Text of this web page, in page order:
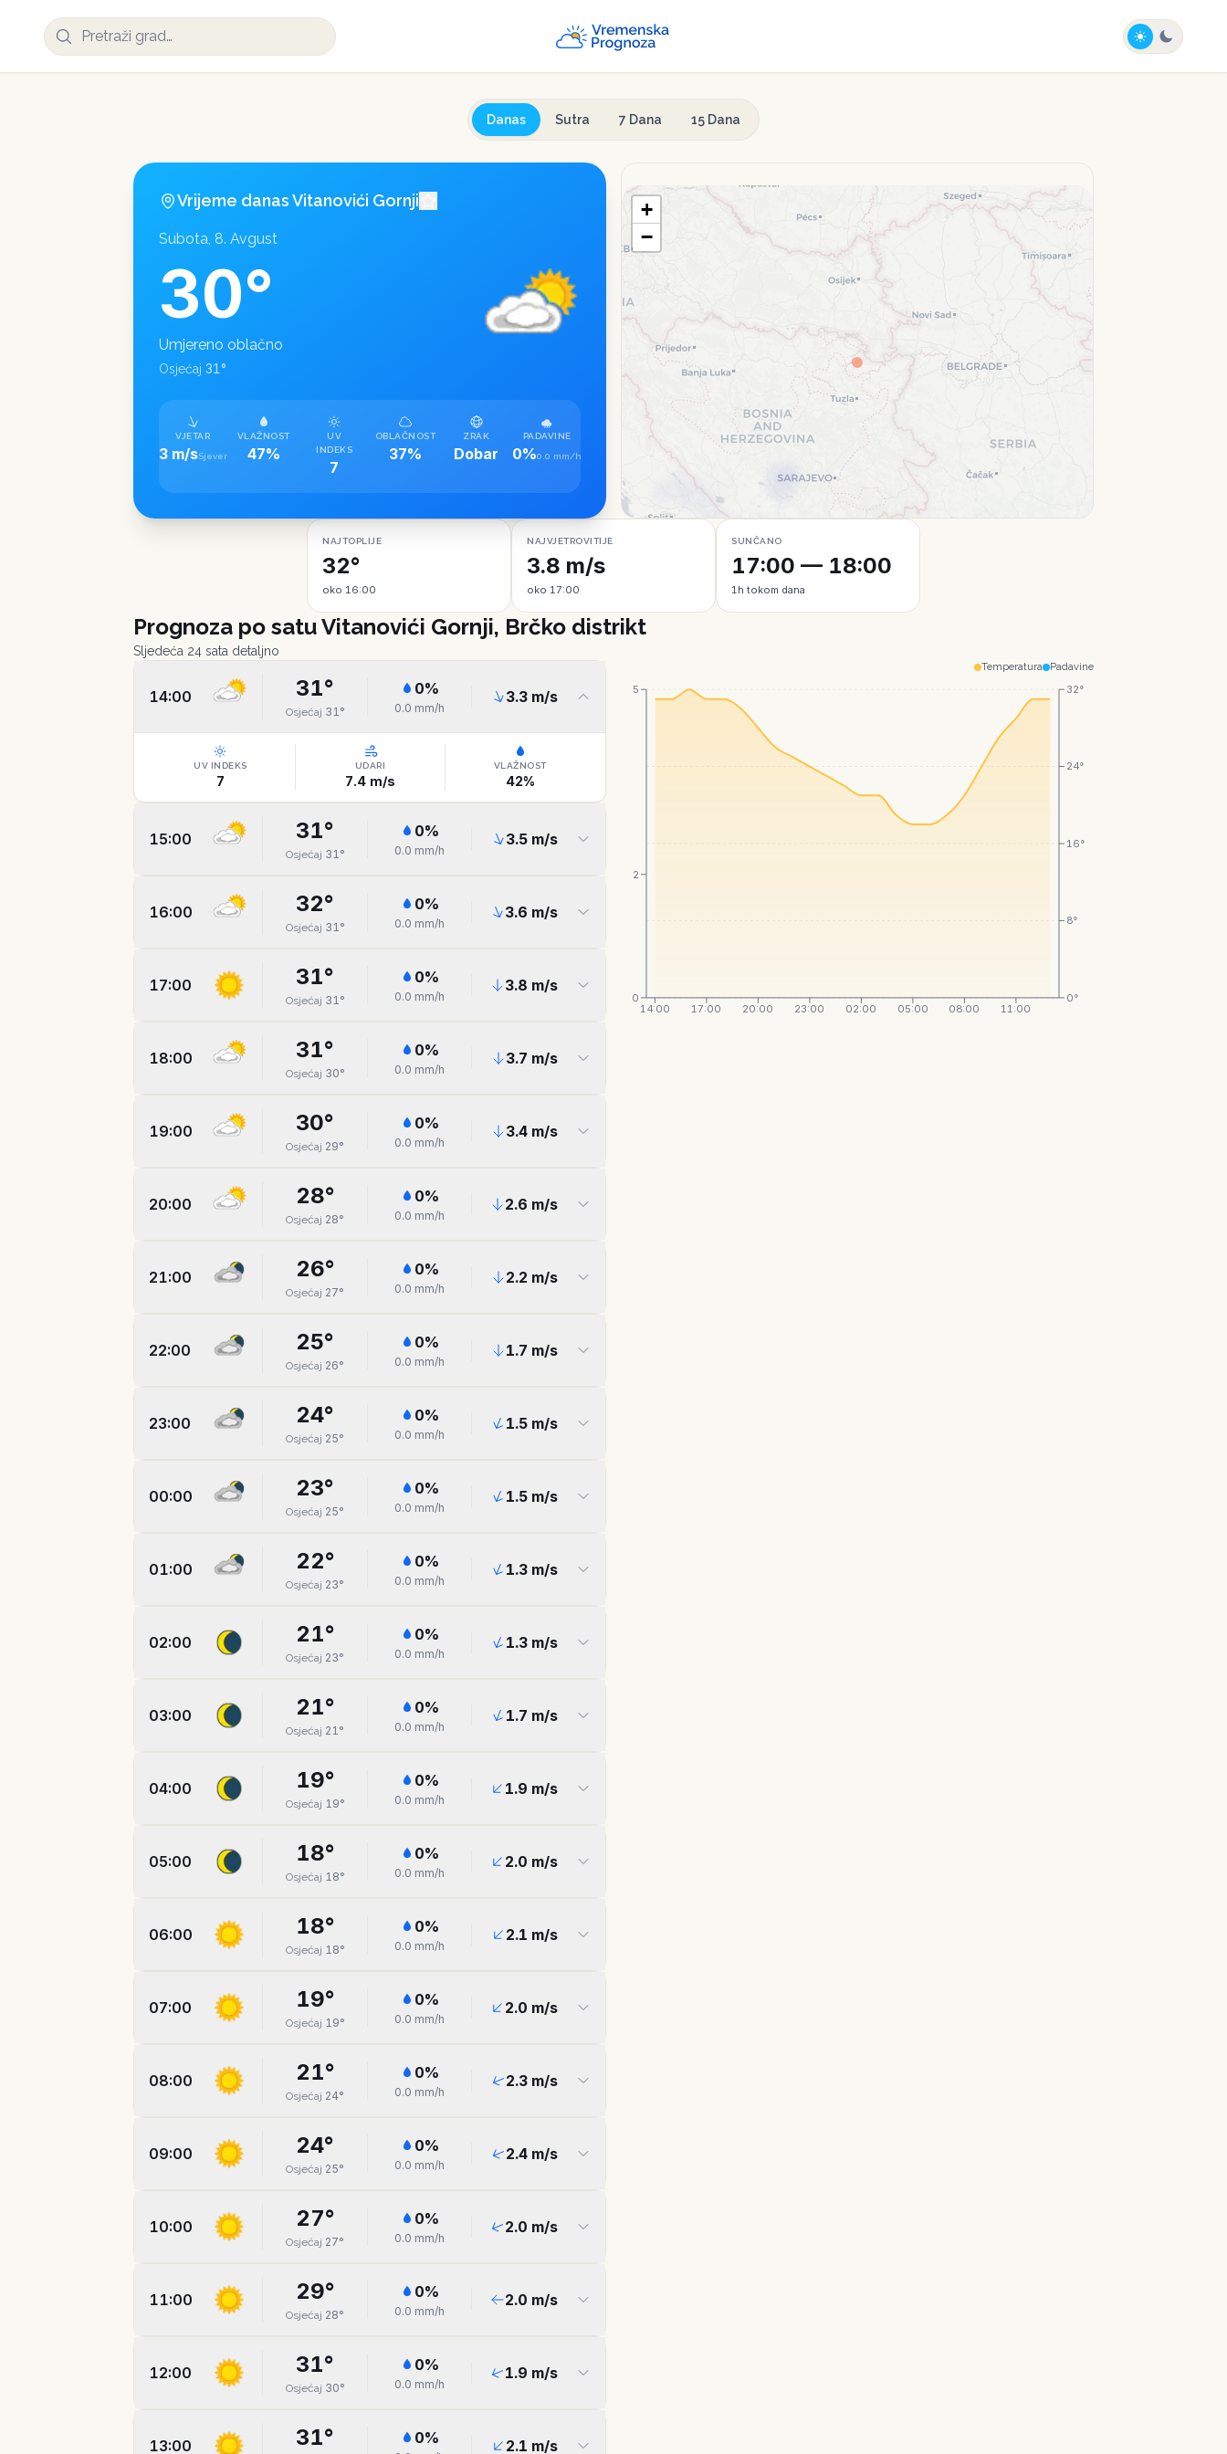
Danas Sutra 7 Dana 15 Dana
Vrijeme danasVitanovići Gornji
Subota, 8. Avgust
30°
Umjereno oblačno
Osjećaj 31°
VJETAR
3 m/sSjever
VLAŽNOST
47%
UV
INDEKS
7
OBLAČNOST
37%
ZRAK
Dobar
PADAVINE
0%0.0 mm/h
+
−
NAJTOPLIJE
32°
oko 16:00
NAJVJETROVITIJE
3.8 m/s
oko 17:00
SUNČANO
17:00 — 18:00
1h tokom dana
Prognoza po satuVitanovići Gornji, Brčko distrikt
Sljedeća 24 sata detaljno
14:00 31°
Osjećaj 31°
0%
0.0 mm/h
3.3m/s
UV INDEKS
7
UDARI
7.4 m/s
VLAŽNOST
42%
15:00 31°
Osjećaj 31°
0%
0.0 mm/h
3.5m/s
16:00 32°
Osjećaj 31°
0%
0.0 mm/h
3.6 m/s
17:00 31°
Osjećaj 31°
0%
0.0 mm/h
3.8 m/s
18:00 31°
Osjećaj 30°
0%
0.0 mm/h
3.7 m/s
19:00 30°
Osjećaj 29°
0%
0.0 mm/h
3.4m/s
20:00 28°
Osjećaj 28°
0%
0.0 mm/h
2.6 m/s
21:00 26°
Osjećaj 27°
0%
0.0 mm/h
2.2 m/s
22:00 25°
Osjećaj 26°
0%
0.0 mm/h
1.7 m/s
23:00 24°
Osjećaj 25°
0%
0.0 mm/h
1.5m/s
00:00 23°
Osjećaj 25°
0%
0.0 mm/h
1.5m/s
01:00 22°
Osjećaj 23°
0%
0.0 mm/h
1.3m/s
02:00 21°
Osjećaj 23°
0%
0.0 mm/h
1.3m/s
03:00 21°
Osjećaj 21°
0%
0.0 mm/h
1.7 m/s
04:00 19°
Osjećaj 19°
0%
0.0 mm/h
1.9 m/s
05:00 18°
Osjećaj 18°
0%
0.0 mm/h
2.0 m/s
06:00 18°
Osjećaj 18°
0%
0.0 mm/h
2.1 m/s
07:00 19°
Osjećaj 19°
0%
0.0 mm/h
2.0 m/s
08:00 21°
Osjećaj 24°
0%
0.0 mm/h
2.3m/s
09:00 24°
Osjećaj 25°
0%
0.0 mm/h
2.4m/s
10:00 27°
Osjećaj 27°
0%
0.0 mm/h
2.0 m/s
11:00 29°
Osjećaj 28°
0%
0.0 mm/h
2.0 m/s
12:00 31°
Osjećaj 30°
0%
0.0 mm/h
1.9 m/s
13:00 31° 0% 2.1 m/s
Temperatura Padavine
14:00 17:00 20:00 23:00 02:00 05:00 08:00 11:00
0°
8°
16°
24°
32°
0
2
5